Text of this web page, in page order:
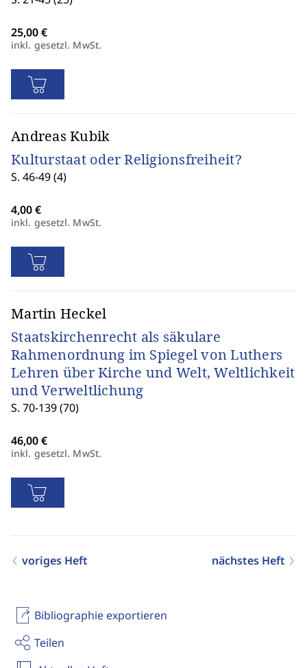
Bibliographie exportieren
Teilen
inkl. gesetzl. MwSt.
Andreas Kubik
Kulturstaat oder Religionsfreiheit?
S. 46-49 (4)
inkl. gesetzl. MwSt.
Martin Heckel
Staatskirchenrecht als säkulare
Rahmenordnung im Spiegel von Luthers
Lehren über Kirche und Welt, Weltlichkeit
und Verweltlichung
S. 70-139 (70)
inkl. gesetzl. MwSt.
voriges Heft nächstes Heft